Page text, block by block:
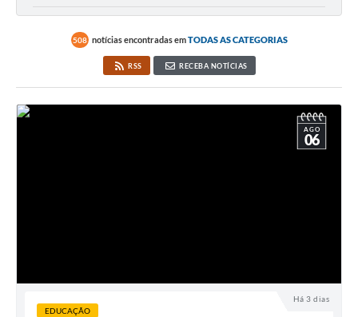
508 notícias encontradas emTODAS AS CATEGORIAS
RSS RECEBA NOTÍCIAS
Há 3 dias
AGO
06
EDUCAÇÃO